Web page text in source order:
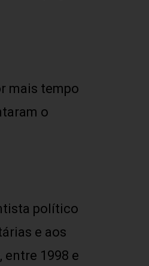
mais tempo
o
político
e aos
1998 e